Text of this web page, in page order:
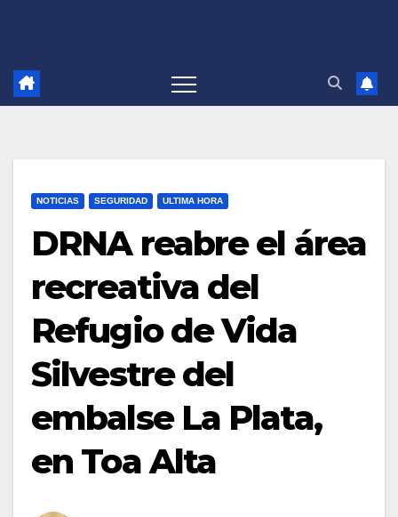
NOTICIAS SEGURIDAD ULTIMA HORA
DRNA reabre el área
recreativa del
Refugio de Vida
Silvestre del
embalse La Plata,
en Toa Alta